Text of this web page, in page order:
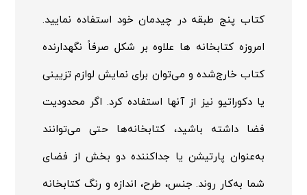
کتاب پنج طبقه در چیدمان خود استفاده نمایید.
امروزه کتابخانه ها علاوه بر شکل صرفاً نگهدارنده
کتاب خارج‌شده و می‌توان برای نمایش لوازم تزیینی
یا دکوراتیو نیز از آنها استفاده کرد. اگر محدودیت
فضا داشته باشید، کتابخانه‌ها حتی می‌توانند
به‌عنوان پارتیشن یا جداکننده دو بخش از فضای
شما به‌کار روند. جنس، طرح، اندازه و رنگ کتابخانه